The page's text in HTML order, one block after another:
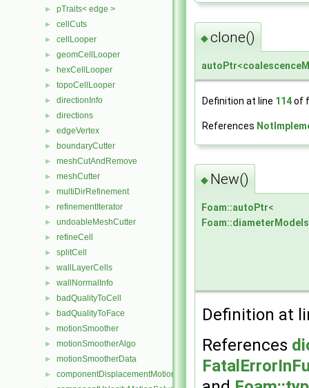
► pTraits< edge >
► cellCuts
► cellLooper
► geomCellLooper
► hexCellLooper
► topoCellLooper
► directionInfo
► directions
► edgeVertex
► boundaryCutter
► meshCutAndRemove
► meshCutter
► multiDirRefinement
► refinementIterator
► undoableMeshCutter
► refineCell
► splitCell
► wallLayerCells
► wallNormalInfo
► badQualityToCell
► badQualityToFace
► motionSmoother
► motionSmootherAlgo
► motionSmootherData
► componentDisplacementMotionSolver
◆clone()
autoPtr<
Definition at line 114of
References
◆ New()
Foam::autoPtr<
Definition at
References